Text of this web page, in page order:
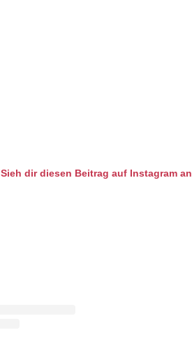
Sieh dir diesen Beitrag auf Instagram an